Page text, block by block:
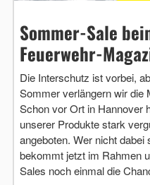
Sommer-Sale
Feuerwehr-
Die Interschutz ist vorbei,
Sommer verlängern wir die
Schon vor Ort in Hannover
unserer Produkte stark
angeboten. Wer nicht dabei
bekommt jetzt im Rahmen
Sales noch einmal die